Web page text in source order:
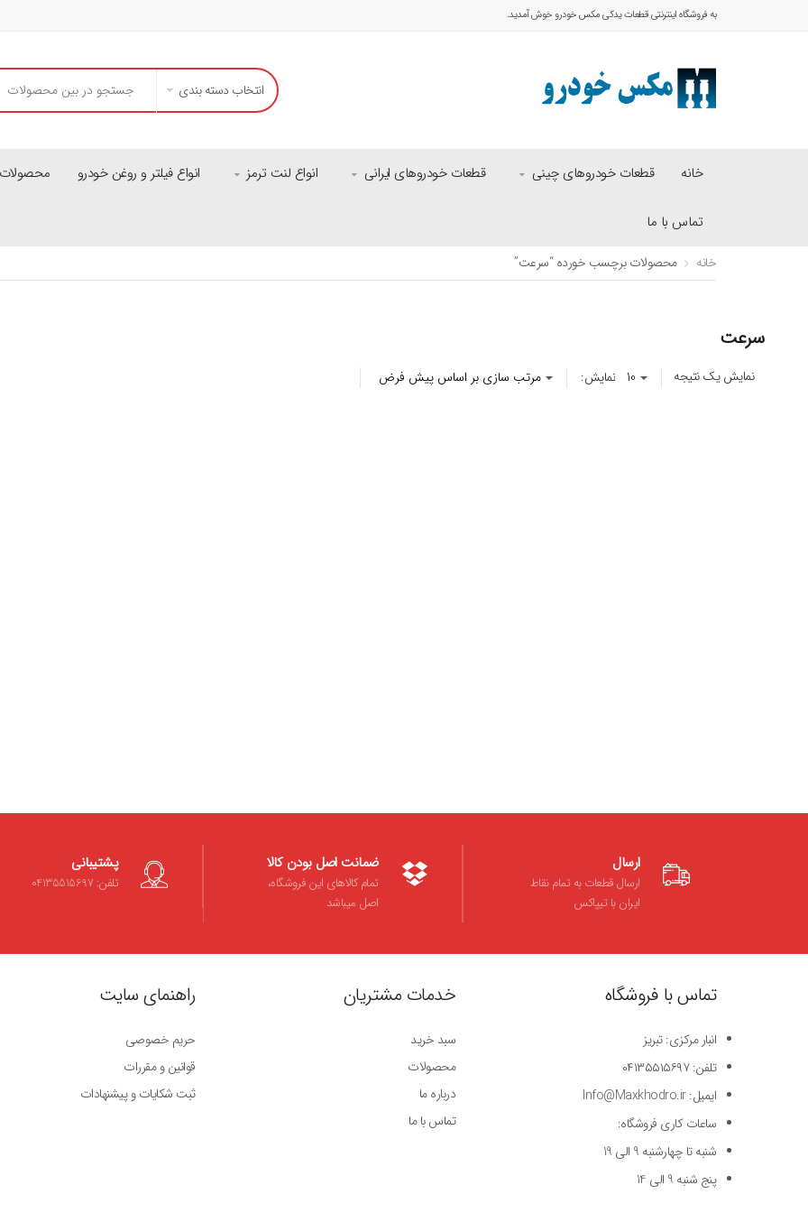
به فروشگاه اینترنتی قطعات یدکی مکس خودرو خوش آمدید.
انتخاب دسته بندی
خانه قطعات خودروهای چینی قطعات خودروهای ایرانی انواع لنت ترمز انواع فیلتر و روغن خودرو محصولات
تماس با ما
خانه محصولات برچسب خورده “سرعت”
سرعت
نمایش یک نتیجه نمایش:
پشتیبانی
تلفن: 04135515697
ضمانت اصل بودن کالا
تمام کالاهای این فروشگاه،
اصل میباشد
ارسال
ارسال قطعات به تمام نقاط
ایران با تیپاکس
راهنمای سایت
حریم خصوصی
قوانین و مقررات
ثبت شکایات و پیشنهادات
خدمات مشتریان
سبد خرید
محصولات
درباره ما
تماس با ما
تماس با فروشگاه
انبار مرکزی: تبریز
تلفن: ۰۴۱۳۵۵۱۵۶۹۷
ایمیل: Info@Maxkhodro.ir
ساعات کاری فروشگاه:
شنبه تا چهارشنبه 9 الی 19
پنج شنبه 9 الی 14